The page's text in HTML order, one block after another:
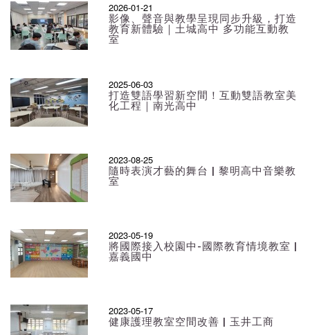
2026-01-21
影像、聲音與教學呈現同步升級，打造
教育新體驗｜土城高中 多功能互動教
室
2025-06-03
打造雙語學習新空間！互動雙語教室美
化工程｜南光高中
2023-08-25
隨時表演才藝的舞台 | 黎明高中音樂教
室
2023-05-19
將國際接入校園中-國際教育情境教室 |
嘉義國中
2023-05-17
健康護理教室空間改善 | 玉井工商